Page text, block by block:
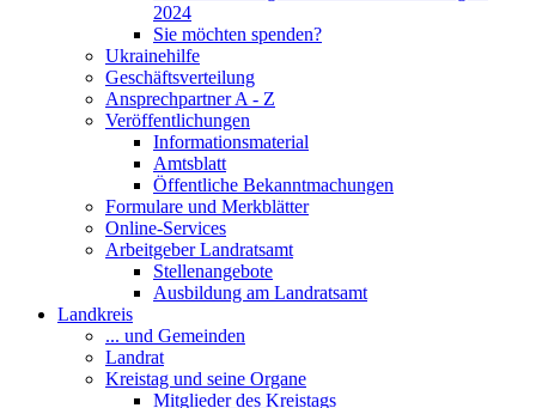
2024
Sie möchten spenden?
Ukrainehilfe
Geschäftsverteilung
Ansprechpartner A - Z
Veröffentlichungen
Informationsmaterial
Amtsblatt
Öffentliche Bekanntmachungen
Formulare und Merkblätter
Online-Services
Arbeitgeber Landratsamt
Stellenangebote
Ausbildung am Landratsamt
Landkreis
... und Gemeinden
Landrat
Kreistag und seine Organe
Mitglieder des Kreistags